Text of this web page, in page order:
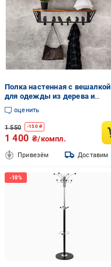
Полка настенная с вешалкой
для одежды из дерева и
металла с крючками в форме
птиц 60 см Черный
оценить
1 550 -150₴
1 400 ₴/компл.
Привезём Доставим